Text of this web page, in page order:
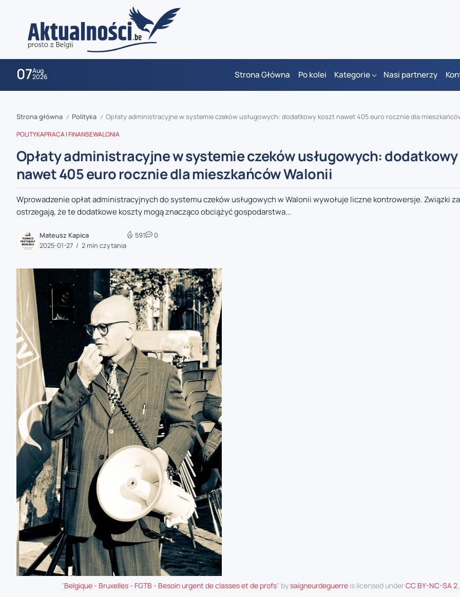
07Aug
2026 Strona Główna Po kolei Kategorie Nasi partnerzy
zaobserwuj nas
zaobserwuj nas
zaobserwuj nas
zaobserwuj nas
zaobserwuj nas
Strona główna / Polityka / Opłaty administracyjne w systemie czeków usługowych: dodatkowy koszt nawet 405 euro rocznie dla
POLITYKAPRACA I FINANSEWALONIA
Opłaty administracyjne w systemie czeków usługowych:
nawet 405 euro rocznie dla mieszkańców Walonii
Wprowadzenie opłat administracyjnych do systemu czeków usługowych w Walonii wywołuje liczne kontrowersje. Związki
ostrzegają, że te dodatkowe koszty mogą znacząco obciążyć gospodarstwa...
Mateusz Kapica
2025-01-27
2 min czytania
591 0
"Belgique - Bruxelles - FGTB - Besoin urgent de classes et de profs" bysaigneurdeguerre is licensed underCC BY-NC-SA